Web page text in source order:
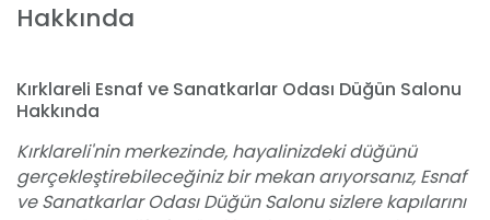
Hakkında
Kırklareli Esnaf ve Sanatkarlar Odası Düğün Salonu
Hakkında
Kırklareli'nin merkezinde, hayalinizdeki düğünü
gerçekleştirebileceğiniz bir mekan arıyorsanız, Esnaf
ve Sanatkarlar Odası Düğün Salonu sizlere kapılarını